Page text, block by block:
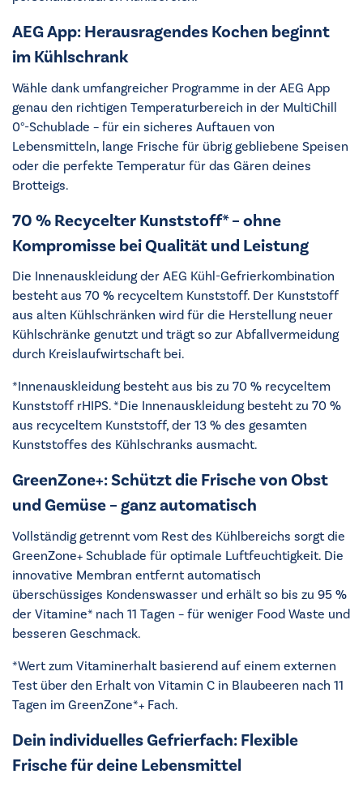
AEG App: Herausragendes Kochen beginnt
im Kühlschrank
Wähle dank umfangreicher Programme in der AEG App
genau den richtigen Temperaturbereich in der MultiChill
0°-Schublade – für ein sicheres Auftauen von
Lebensmitteln, lange Frische für übrig gebliebene Speisen
oder die perfekte Temperatur für das Gären deines
Brotteigs.
70 % Recycelter Kunststoff* – ohne
Kompromisse bei Qualität und Leistung
Die Innenauskleidung der AEG Kühl-Gefrierkombination
besteht aus 70 % recyceltem Kunststoff. Der Kunststoff
aus alten Kühlschränken wird für die Herstellung neuer
Kühlschränke genutzt und trägt so zur Abfallvermeidung
durch Kreislaufwirtschaft bei.
*Innenauskleidung besteht aus bis zu 70 % recyceltem
Kunststoff rHIPS. *Die Innenauskleidung besteht zu 70 %
aus recyceltem Kunststoff, der 13 % des gesamten
Kunststoffes des Kühlschranks ausmacht.
GreenZone+: Schützt die Frische von Obst
und Gemüse – ganz automatisch
Vollständig getrennt vom Rest des Kühlbereichs sorgt die
GreenZone+ Schublade für optimale Luftfeuchtigkeit. Die
innovative Membran entfernt automatisch
überschüssiges Kondenswasser und erhält so bis zu 95 %
der Vitamine* nach 11 Tagen – für weniger Food Waste und
besseren Geschmack.
*Wert zum Vitaminerhalt basierend auf einem externen
Test über den Erhalt von Vitamin C in Blaubeeren nach 11
Tagen im GreenZone*+ Fach.
Dein individuelles Gefrierfach: Flexible
Frische für deine Lebensmittel